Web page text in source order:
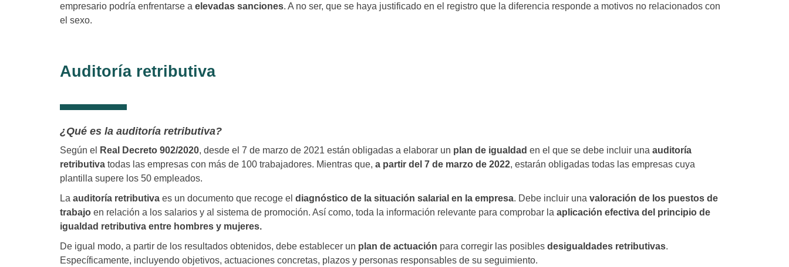
empresario podría enfrentarse a elevadas sanciones. A no ser, que se haya justificado en el registro que la diferencia responde a motivos no relacionados con
el sexo.
Auditoría retributiva
¿Qué es la auditoría retributiva?
Según el Real Decreto 902/2020, desde el 7 de marzo de 2021 están obligadas a elaborar un plan de igualdad en el que se debe incluir una auditoría
retributiva todas las empresas con más de 100 trabajadores. Mientras que, a partir del 7 de marzo de 2022, estarán obligadas todas las empresas cuya
plantilla supere los 50 empleados.
La auditoría retributiva es un documento que recoge el diagnóstico de la situación salarial en la empresa. Debe incluir una valoración de los puestos de
trabajo en relación a los salarios y al sistema de promoción. Así como, toda la información relevante para comprobar la aplicación efectiva del principio de
igualdad retributiva entre hombres y mujeres.
De igual modo, a partir de los resultados obtenidos, debe establecer un plan de actuación para corregir las posibles desigualdades retributivas.
Específicamente, incluyendo objetivos, actuaciones concretas, plazos y personas responsables de su seguimiento.